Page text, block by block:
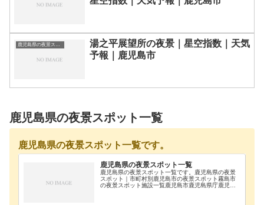
湯之平展望所の夜景｜星空指数｜天気
予報｜鹿児島市
鹿児島県の夜景スポット一覧
鹿児島県の夜景スポット一覧です。
鹿児島県の夜景スポット一覧
鹿児島県の夜景スポット一覧です。鹿児島県の夜景
スポット｜市町村別鹿児島市の夜景スポット霧島市
の夜景スポット施設一覧鹿児島市鹿児島県庁鹿児島